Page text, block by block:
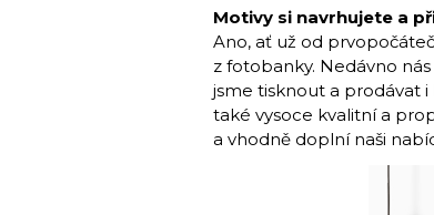
Motivy si navrhujete a
Ano, ať už od
z fotobanky. Nedávno
jsme tisknout a prodávat
také vysoce kvalitní a
a vhodně doplní naši